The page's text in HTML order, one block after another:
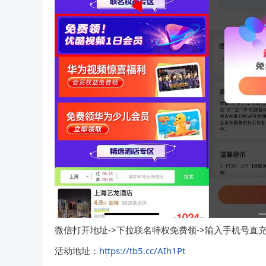
微信打开地址->下拉联名特权免费领->输入手机号直
活动地址： https://tb5.cc/AIh1Pt